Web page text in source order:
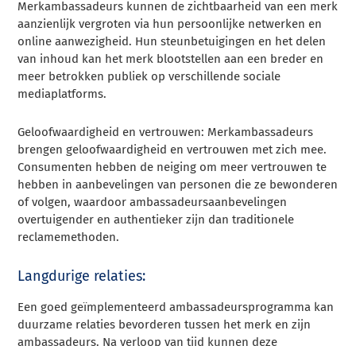
Merkambassadeurs kunnen de zichtbaarheid van een merk
aanzienlijk vergroten via hun persoonlijke netwerken en
online aanwezigheid. Hun steunbetuigingen en het delen
van inhoud kan het merk blootstellen aan een breder en
meer betrokken publiek op verschillende sociale
mediaplatforms.
Geloofwaardigheid en vertrouwen: Merkambassadeurs
brengen geloofwaardigheid en vertrouwen met zich mee.
Consumenten hebben de neiging om meer vertrouwen te
hebben in aanbevelingen van personen die ze bewonderen
of volgen, waardoor ambassadeursaanbevelingen
overtuigender en authentieker zijn dan traditionele
reclamemethoden.
Langdurige relaties:
Een goed geïmplementeerd ambassadeursprogramma kan
duurzame relaties bevorderen tussen het merk en zijn
ambassadeurs. Na verloop van tijd kunnen deze